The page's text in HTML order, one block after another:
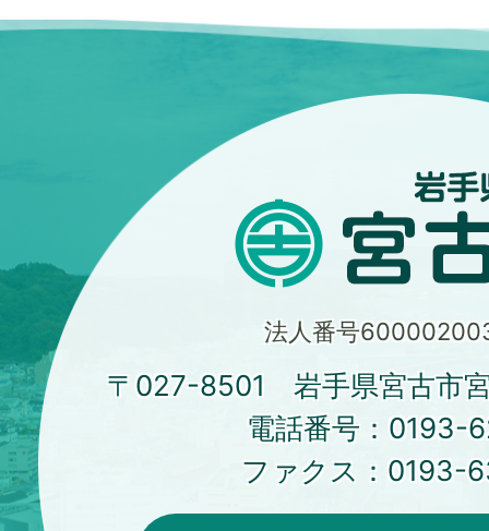
法人番号
〒027-8501 岩手県宮古市
電話番号： 0193-
ファクス： 0193-